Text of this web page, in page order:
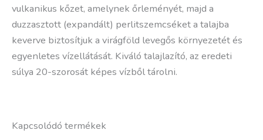
vulkanikus kőzet, amelynek őrleményét, majd a
duzzasztott (expandált) perlitszemcséket a talajba
keverve biztosítjuk a virágföld levegős környezetét és
egyenletes vízellátását. Kiváló talajlazító, az eredeti
súlya 20-szorosát képes vízből tárolni.
Kapcsolódó termékek